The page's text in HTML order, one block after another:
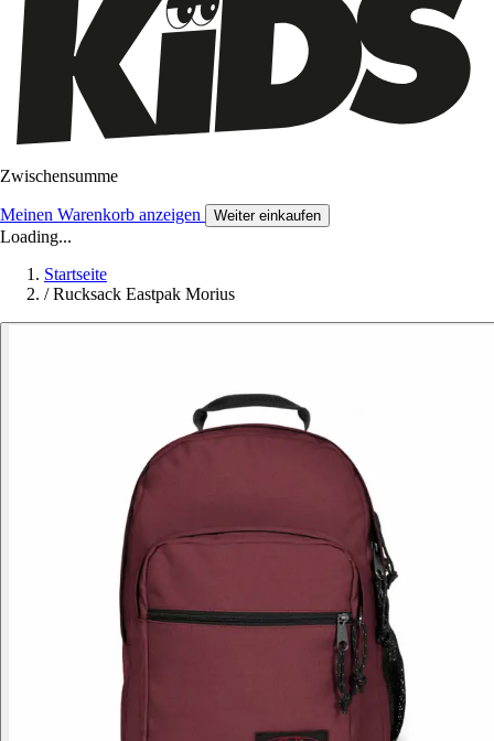
Zwischensumme
Meinen Warenkorb anzeigen Weiter einkaufen
Loading...
Startseite
/ Rucksack Eastpak Morius